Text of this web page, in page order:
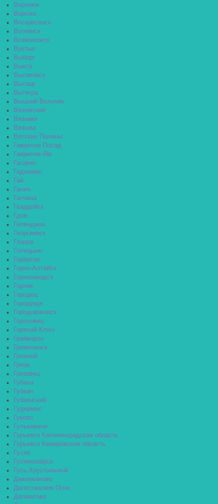
Воронеж
Ворсма
Воскресенск
Воткинск
Всеволожск
Вуктыл
Выборг
Выкса
Высоковск
Высоцк
Вытегра
Вышний Волочёк
Вяземский
Вязники
Вязьма
Вятские Поляны
Гаврилов Посад
Гаврилов-Ям
Гагарин
Гаджиево
Гай
Галич
Гатчина
Гвардейск
Гдов
Геленджик
Георгиевск
Глазов
Голицыно
Горбатов
Горно-Алтайск
Горнозаводск
Горняк
Городец
Городище
Городовиковск
Гороховец
Горячий Ключ
Грайворон
Гремячинск
Грозный
Грязи
Грязовец
Губаха
Губкин
Губкинский
Гудермес
Гуково
Гулькевичи
Гурьевск Калининградская область
Гурьевск Кемеровская область
Гусев
Гусиноозёрск
Гусь-Хрустальный
Давлеканово
Дагестанские Огни
Далматово